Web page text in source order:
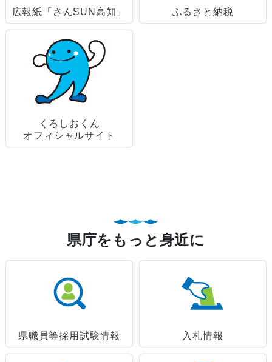
広報紙「さんSUN高知」 ふるさと納税
くろしおくん
オフィシャルサイト
県庁をもっと身近に
県職員等採用試験情報 入札情報